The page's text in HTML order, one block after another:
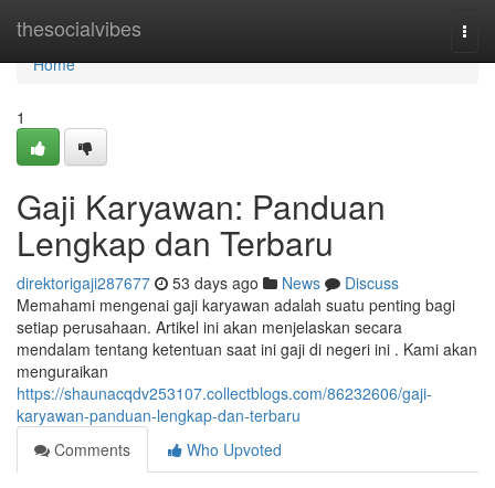
thesocialvibes
Home
Home
1
Gaji Karyawan: Panduan
Lengkap dan Terbaru
direktorigaji287677 53 days ago News
Discuss
Memahami mengenai gaji karyawan adalah suatu penting bagi
setiap perusahaan. Artikel ini akan menjelaskan secara
mendalam tentang ketentuan saat ini gaji di negeri ini . Kami akan
menguraikan
https://shaunacqdv253107.collectblogs.com/86232606/gaji-
karyawan-panduan-lengkap-dan-terbaru
Comments
Who Upvoted